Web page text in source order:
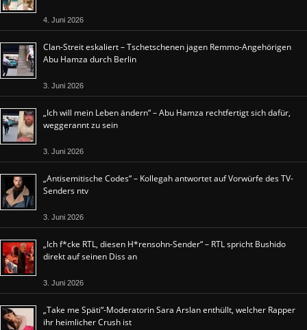
4. Juni 2026
Clan-Streit eskaliert – Tschetschenen jagen Remmo-Angehörigen
Abu Hamza durch Berlin
3. Juni 2026
„Ich will mein Leben ändern“ – Abu Hamza rechtfertigt sich dafür,
weggerannt zu sein
3. Juni 2026
„Antisemitische Codes“ – Kollegah antwortet auf Vorwürfe des TV-
Senders ntv
3. Juni 2026
„Ich f*cke RTL, diesen H*rensohn-Sender“ – RTL spricht Bushido
direkt auf seinen Diss an
3. Juni 2026
„Take me Späti“-Moderatorin Sara Arslan enthüllt, welcher Rapper
ihr heimlicher Crush ist